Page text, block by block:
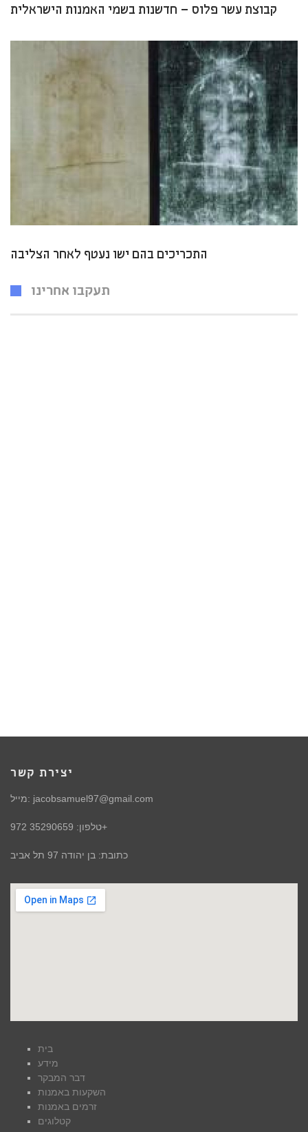
קבוצת עשר פלוס – חדשנות בשמי האמנות הישראלית
התכריכים בהם ישו נעטף לאחר הצליבה
תעקבו אחרינו
יצירת קשר
מייל: jacobsamuel97@gmail.com
טלפון: 35290659 972+
כתובת: בן יהודה 97 תל אביב
בית
מידע
דבר המבקר
השקעות באמנות
זרמים באמנות
קטלוגים